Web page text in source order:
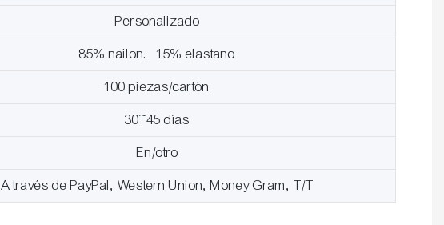
Personalizado
85% nailon. 15% elastano
100 piezas/cartón
30~45 días
En/otro
A través de PayPal, Western Union, Money Gram, T/T